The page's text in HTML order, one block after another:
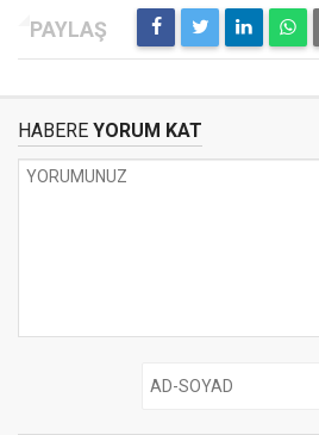
HABERE YORUM KAT